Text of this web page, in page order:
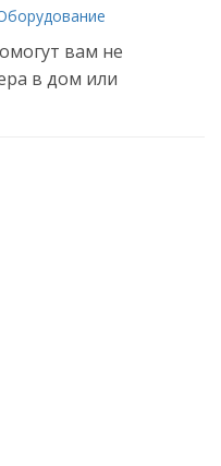
вам не
в дом или